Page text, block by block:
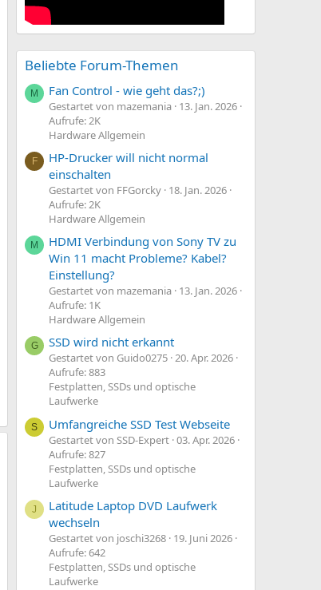
Beliebte Forum-Themen
M Fan Control - wie geht das?;)
Gestartet von mazemania 13. Jan. 2026
Aufrufe: 2K
Hardware Allgemein
F
HP-Drucker will nicht normal
einschalten
Gestartet von FFGorcky 18. Jan. 2026
Aufrufe: 2K
Hardware Allgemein
M
HDMI Verbindung von Sony TV zu
Win 11 macht Probleme? Kabel?
Einstellung?
Gestartet von mazemania 13. Jan. 2026
Aufrufe: 1K
Hardware Allgemein
G SSD wird nicht erkannt
Gestartet von Guido0275 20. Apr. 2026
Aufrufe: 883
Festplatten, SSDs und optische
Laufwerke
S Umfangreiche SSD Test Webseite
Gestartet von SSD-Expert 03. Apr. 2026
Aufrufe: 827
Festplatten, SSDs und optische
Laufwerke
J
Latitude Laptop DVD Laufwerk
wechseln
Gestartet von joschi3268 19. Juni 2026
Aufrufe: 642
Festplatten, SSDs und optische
Laufwerke